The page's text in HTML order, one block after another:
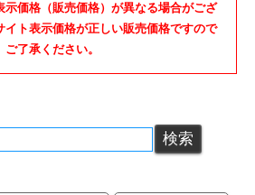
示価格（販売価格）が異なる場合がござ
イト表示価格が正しい販売価格ですので
ご了承ください。